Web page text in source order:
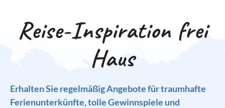
Reise-Inspiration frei
Haus
Erhalten Sie regelmäßig Angebote für traumhafte
Ferienunterkünfte, tolle Gewinnspiele und